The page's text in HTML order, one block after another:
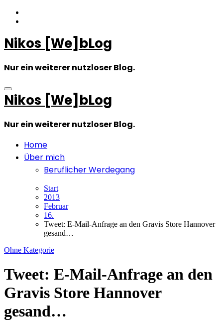
Zum
Inhalt
Nikos [We]bLog
Nur ein weiterer nutzloser Blog.
Nikos [We]bLog
Nur ein weiterer nutzloser Blog.
Home
Über mich
Beruflicher Werdegang
Start
2013
Februar
16.
Tweet: E-Mail-Anfrage an den Gravis Store Hannover
gesand…
Ohne Kategorie
Tweet: E-Mail-Anfrage an den
Gravis Store Hannover
gesand…